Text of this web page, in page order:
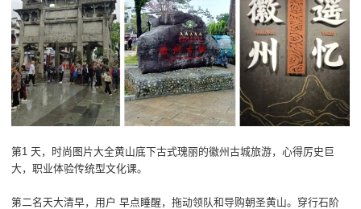
第1 天，时尚图片大全黄山底下古式瑰丽的徽州古城旅游，心得厉史巨
大，职业体验传统型文化课。
第二名天大清早，用户 早点睡醒，拖动领队和导购朝圣黄山。穿行石阶